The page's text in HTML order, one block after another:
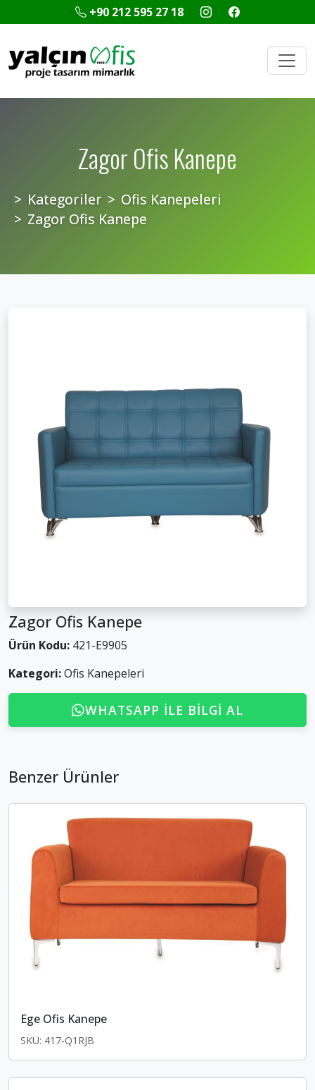
+90 212 595 27 18
Zagor Ofis Kanepe
Kategoriler
Ofis Kanepeleri
Zagor Ofis Kanepe
Zagor Ofis Kanepe
Ürün Kodu: 421-E9905
Kategori:Ofis Kanepeleri
WHATSAPP ILE BILGI AL
Benzer Ürünler
Ege Ofis Kanepe
SKU: 417-Q1RJB